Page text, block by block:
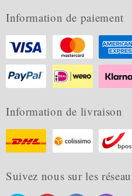
Information de paiement
Information de livraison
Suivez nous sur les